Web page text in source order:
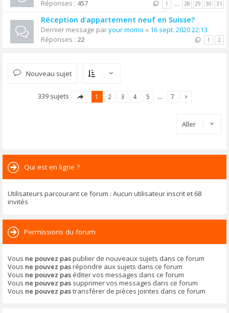
Réponses : 457 1 … 28 29 30 31
Réception d'appartement neuf en Suisse?
Dernier message paryour momo « 16 sept. 2020 22:13
Réponses : 22 1 2
Nouveau sujet
339 sujets 1 2 3 4 5 … 7
Aller
Qui est en ligne ?
Utilisateurs parcourant ce forum : Aucun utilisateur inscrit et 68
invités
Permissions du forum
Vous ne pouvez paspublier de nouveaux sujets dans ce forum
Vous ne pouvez pasrépondre aux sujets dans ce forum
Vous ne pouvez pas éditer vos messages dans ce forum
Vous ne pouvez pas supprimer vos messages dans ce forum
Vous ne pouvez pastransférer de pièces jointes dans ce forum